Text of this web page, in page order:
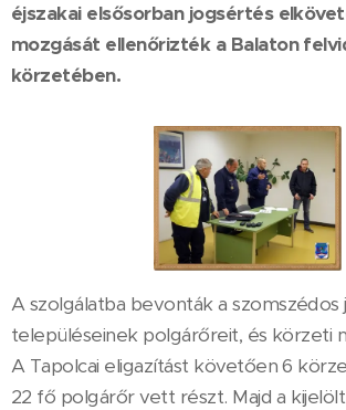
éjszakai elsősorban jogsértés
mozgását ellenőrizték a Balaton
körzetében.
A szolgálatba bevonták a
településeinek polgárőreit, és körzeti
A Tapolcai eligazítást követően 6
22 fő polgárőr vett részt. Majd a